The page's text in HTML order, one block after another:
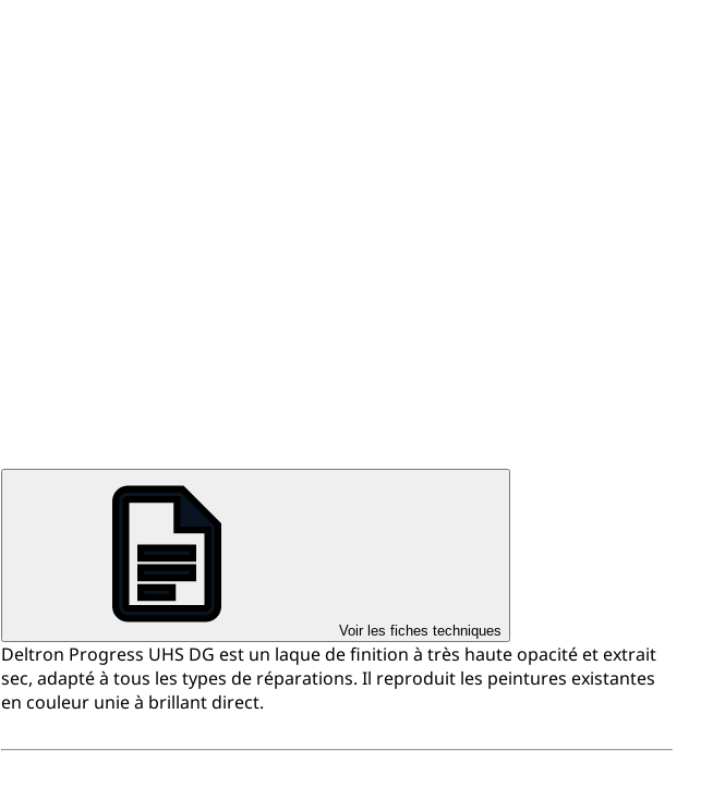
Voir les fiches techniques
Deltron Progress UHS DG est un laque de finition à très haute opacité et extrait
sec, adapté à tous les types de réparations. Il reproduit les peintures existantes
en couleur unie à brillant direct.